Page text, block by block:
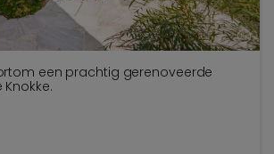
een prachtig gerenoveerde